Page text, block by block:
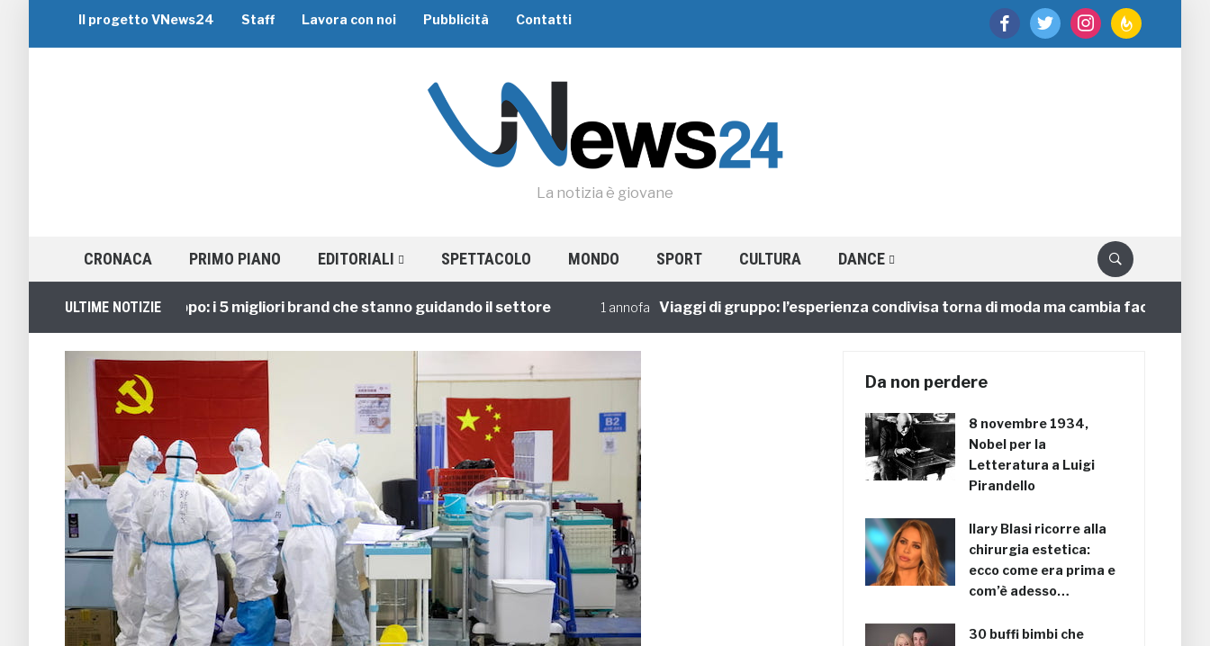
facebooktwitter instagramfeedburner
Il progetto VNews24 Staff Lavora con noi Pubblicità Contatti
La notizia è giovane
CRONACA PRIMO PIANO EDITORIALI SPETTACOLO MONDO SPORT CULTURA DANCE
ULTIME NOTIZIE
Viaggi di Gruppo: i 5 migliori brand che stanno guidando il settore 1 annofa Viaggi di gruppo: l’esperienza condivisa torna di moda ma cambia faccia
Da non perdere
8 novembre 1934,
Nobel per la
Letteratura a Luigi
Pirandello
Ilary Blasi ricorre alla
chirurgia estetica:
ecco come era prima e
com’è adesso…
30 buffi bimbi che